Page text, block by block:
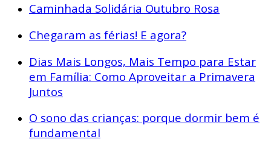
Caminhada Solidária Outubro Rosa
Chegaram as férias! E agora?
Dias Mais Longos, Mais Tempo para Estar
em Família: Como Aproveitar a Primavera
Juntos
O sono das crianças: porque dormir bem é
fundamental